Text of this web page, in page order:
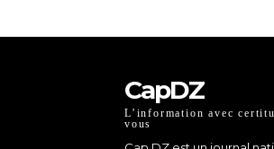
CapDZ
L’information avec
vous